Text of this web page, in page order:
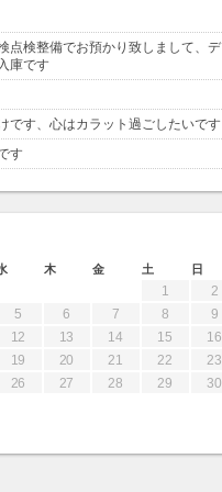
点検整備でお預かり致しまして、デ
庫です
です、心はカラット過ごしたいです
す
木 金 土 日
1
2
5 6 7 8
9
12 13 14 15
16
19 20 21 22
23
26 27 28 29
30